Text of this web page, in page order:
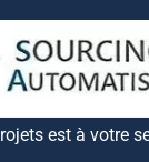
est à votre